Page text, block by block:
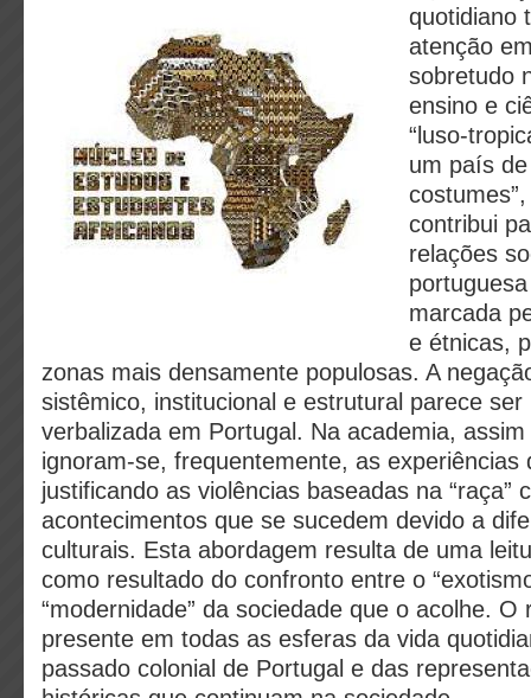
quotidiano
atenção
sobretudo
ensino e
“luso-
um país de
contribui
relações
marcada
e étnicas,
zonas mais densamente populosas. A
sistêmico, institucional e estrutural parece
verbalizada em Portugal. Na academia,
ignoram-se, frequentemente, as experiências
justificando as violências baseadas na “raça”
acontecimentos que se sucedem devido a
culturais. Esta abordagem resulta de uma
como resultado do confronto entre o
“modernidade” da sociedade que o acolhe. O
presente em todas as esferas da vida
passado colonial de Portugal e das